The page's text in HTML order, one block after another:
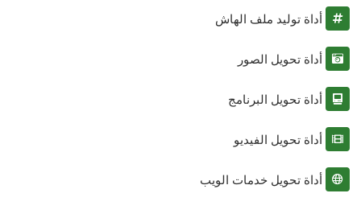
أداة توليد ملف الهاش
أداة تحويل الصور
أداة تحويل البرنامج
أداة تحويل الفيديو
أداة تحويل خدمات الويب